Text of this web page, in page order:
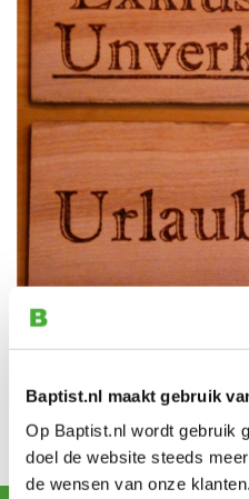
Baptist.nl maakt gebruik
Op Baptist.nl wordt gebruik
doel de website steeds
de wensen van onze
Peter Child pyrografieset
mooie creaties!
Werk van:Theresa Feßler